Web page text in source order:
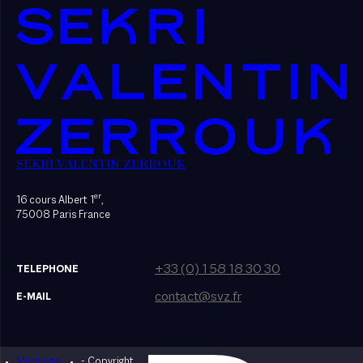
SEKRI VALENTIN ZERROUK
16 cours Albert 1er,
75008 Paris France
TELEPHONE +33 (0) 1 58 18 30 30
E-MAIL contact@svz.fr